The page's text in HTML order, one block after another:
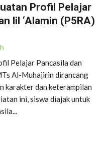
Profil Pelajar
lil ‘Alamin (P5RA)
Pelajar Pancasila dan
Al-Muhajirin dirancang
karakter dan keterampilan
ini, siswa diajak untuk